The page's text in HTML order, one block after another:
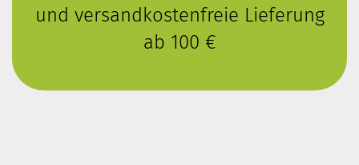
und versandkostenfreie Lieferung
ab 100 €